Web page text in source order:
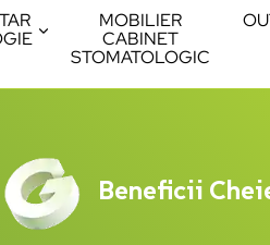
MOBILIER
CABINET
STOMATOLOGIC
Beneficii